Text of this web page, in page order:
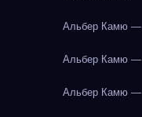
Альбер Камю
Альбер Камю
Альбер Камю